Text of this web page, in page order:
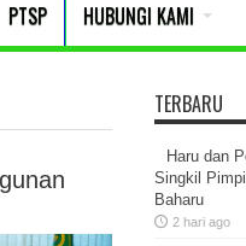
PTSP HUBUNGI KAMI
TERBARU
Haru dan
Singkil
Baharu
2 hari ago